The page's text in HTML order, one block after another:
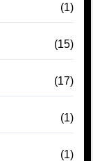
(1)
(15)
(17)
(1)
(1)